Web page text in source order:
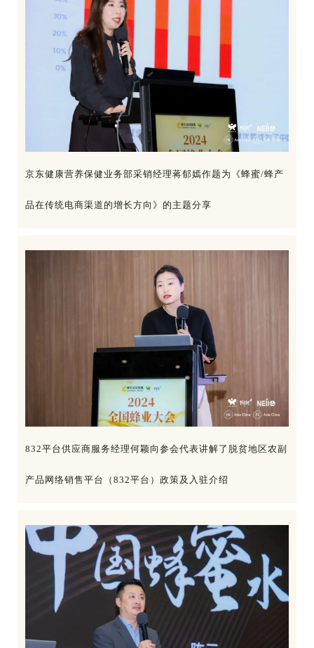
京东健康营养保健业务部采销经理蒋郁嫣作题为《蜂蜜/蜂产
品在传统电商渠道的增长方向》的主题分享
832平台供应商服务经理何颖向参会代表讲解了脱贫地区农副
产品网络销售平台（832平台）政策及入驻介绍